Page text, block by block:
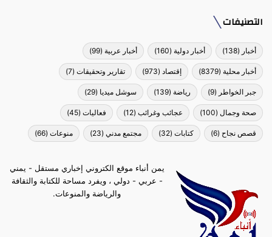
التصنيفات
أخبار (138) أخبار دولية (160) أخبار عربية (99)
أخبار محلية (8379) إقتصاد (973) تقارير وتحقيقات (7)
جبر الخواطر (9) رياضة (139) سوشل ميديا (29)
صحة وجمال (100) عجائب وغرائب (12) فعاليات (45)
قصص نجاح (6) كتابات (32) مجتمع مدني (23) منوعات (66)
يمن أنباء موقع الكتروني إخباري مستقل - يمني
- عربي - دولي ، ويفرد مساحة للكتابة والثقافة
والرياضة والمنوعات.